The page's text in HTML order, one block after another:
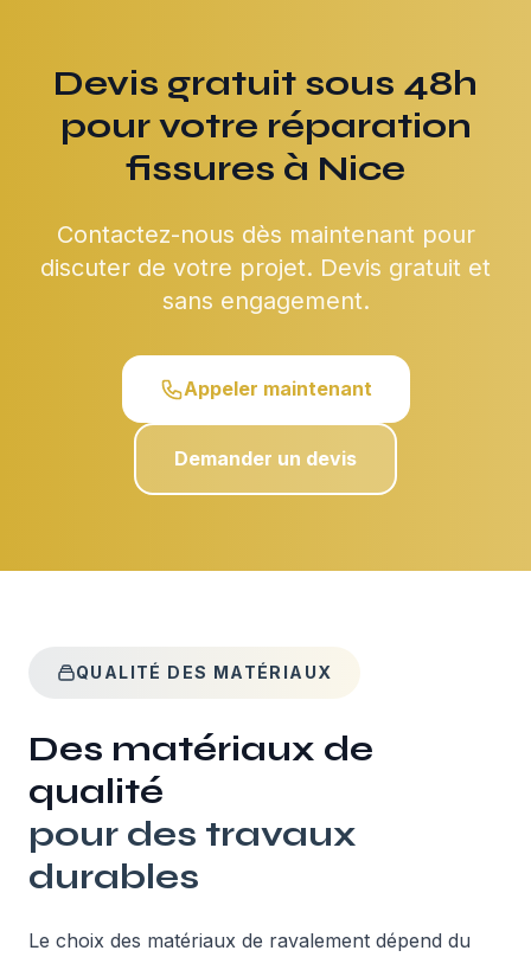
Devis gratuit sous 48h
pour votre réparation
fissures à Nice
Contactez-nous dès maintenant pour
discuter de votre projet. Devis gratuit et
sans engagement.
Appeler maintenant
Demander un devis
QUALITÉ DES MATÉRIAUX
Des matériaux de
qualité
pour des travaux
durables
Le choix des matériaux de ravalement dépend du